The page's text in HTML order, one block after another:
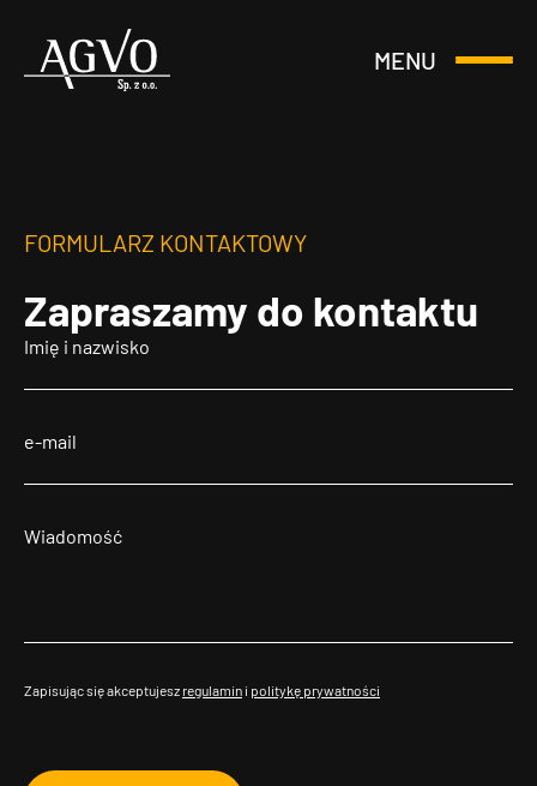
Header
MENU
Otwórz
FORMULARZ KONTAKTOWY
Zapraszamy do kontaktu
Zapisując się akceptujesz regulamin i politykę prywatności